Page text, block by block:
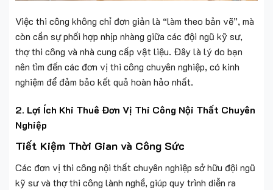
Việc thi công không chỉ đơn giản là “làm theo bản vẽ”, mà
còn cần sự phối hợp nhịp nhàng giữa các đội ngũ kỹ sư,
thợ thi công và nhà cung cấp vật liệu. Đây là lý do bạn
nên tìm đến các đơn vị thi công chuyên nghiệp, có kinh
nghiệm để đảm bảo kết quả hoàn hảo nhất.
2. Lợi Ích Khi Thuê Đơn Vị Thi Công Nội Thất Chuyên
Nghiệp
Tiết Kiệm Thời Gian và Công Sức
Các đơn vị thi công nội thất chuyên nghiệp sở hữu đội ngũ
kỹ sư và thợ thi công lành nghề, giúp quy trình diễn ra